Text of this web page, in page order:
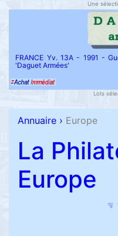
Une
FRANCE Yv. 13A - 1991 -
'Daguet Armées'
Lots
Annuaire › Europe
La
Europe